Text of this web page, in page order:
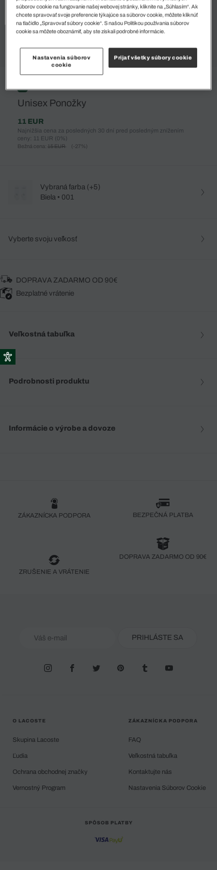
%
Unisex Ponožky
11 EUR
Najnižšia cena za posledných 30 dní pred posledným znížením
ceny: 11 EUR (0%)
Bežná cena: 15 EUR (-27%)
Vybraná farba (+5)
Biela • 001
Vyberte svoju veľkosť
DOPRAVA ZADARMO OD 90€
Bezplatné vrátenie
Veľkostná tabuľka
Podrobnosti produktu
Informácie o výrobe a dovoze
ZÁKAZNÍCKA PODPORA BEZPEČNÁ PLATBA
ZRUŠENIE A VRÁTENIE
DOPRAVA ZADARMO OD 90€
PRIHLÁSTE SA
O LACOSTE
Skupina Lacoste
Ľudia
Ochrana obchodnej značky
Vernostný Program
ZÁKAZNÍCKA PODPORA
FAQ
Veľkostná tabuľka
Kontaktujte nás
Nastavenia Súborov Cookie
SPÔSOB PLATBY
súborov cookie na fungovanie našej webovej stránky, kliknite na „Súhlasím“. Ak
chcete spravovať svoje preferencie týkajúce sa súborov cookie, môžete kliknúť
na tlačidlo „Spravovať súbory cookie“. S našou Politikou používania súborov
cookie sa môžete oboznámiť, aby ste získali podrobné informácie.
Nastavenia súborov
cookie
Prijať všetky súbory cookie